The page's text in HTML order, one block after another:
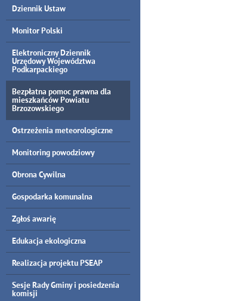
Dziennik Ustaw
Monitor Polski
Elektroniczny Dziennik
Urzędowy Województwa
Podkarpackiego
Bezpłatna pomoc prawna dla
mieszkańców Powiatu
Brzozowskiego
Ostrzeżenia meteorologiczne
Monitoring powodziowy
Obrona Cywilna
Gospodarka komunalna
Zgłoś awarię
Edukacja ekologiczna
Realizacja projektu PSEAP
Sesje Rady Gminy i posiedzenia
komisji